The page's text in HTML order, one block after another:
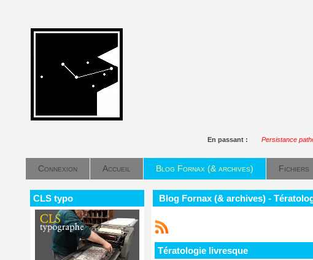
En passant : Persistance
Connexion Accueil Blog Fornax (& archives) Fichiers
CLS typo Blog Fornax (& archives) -
Tératologie livresque